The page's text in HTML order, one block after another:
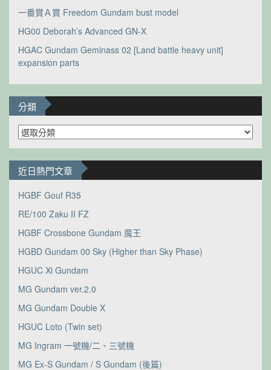
一番賞Ａ賞 Freedom Gundam bust model
HG00 Deborah’s Advanced GN-X
HGAC Gundam Geminass 02 [Land battle heavy unit]
expansion parts
分類
分
類
近日熱門文章
HGBF Gouf R35
RE/100 Zaku II FZ
HGBF Crossbone Gundam 魔王
HGBD Gundam 00 Sky (Higher than Sky Phase)
HGUC Xi Gundam
MG Gundam ver.2.0
MG Gundam Double X
HGUC Loto (Twin set)
MG Ingram 一號機/二、三號機
MG Ex-S Gundam / S Gundam (後篇)